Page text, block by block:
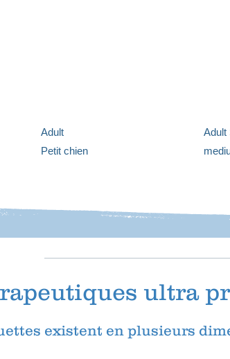
Adult
Petit chien
Adult
ultra
existent en plusieurs